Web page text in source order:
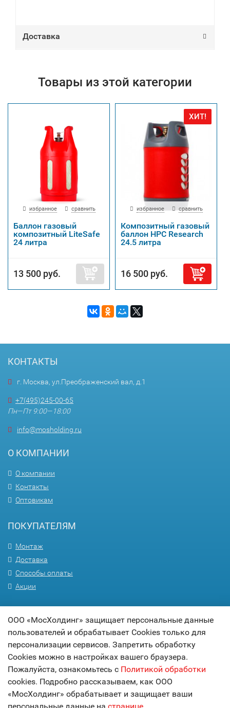
Доставка
Товары из этой категории
избранное сравнить
Баллон газовый
композитный LiteSafe
24 литра
13 500 руб.
ХИТ!
избранное сравнить
Композитный газовый
баллон HPC Research
24.5 литра
16 500 руб.
КОНТАКТЫ
г. Москва, ул.Преображенский вал, д.1
+7(495)245-00-65
Пн—Пт 9:00—18:00
info@mosholding.ru
О КОМПАНИИ
О компании
Контакты
Оптовикам
ПОКУПАТЕЛЯМ
Монтаж
Доставка
Способы оплаты
Акции
Вопрос-ответ
Гарантия
Статьи
Карта сайта
© 2017МОСХОЛДИНГ
ООО «МосХолдинг» защищает персональные данные
пользователей и обрабатывает Cookies только для
персонализации сервисов. Запретить обработку
Cookies можно в настройках вашего браузера.
Пожалуйста, ознакомьтесь с Политикой обработки
cookies. Подробно рассказываем, как ООО
«МосХолдинг» обрабатывает и защищает ваши